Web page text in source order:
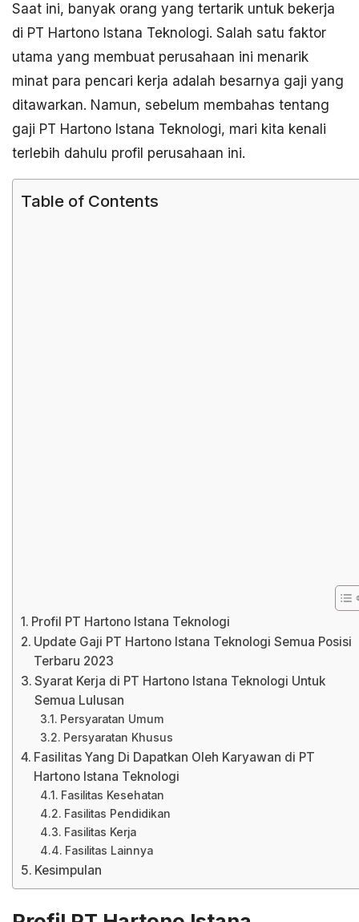
Saat ini, banyak orang yang tertarik untuk bekerja
di PT Hartono Istana Teknologi. Salah satu faktor
utama yang membuat perusahaan ini menarik
minat para pencari kerja adalah besarnya gaji yang
ditawarkan. Namun, sebelum membahas tentang
gaji PT Hartono Istana Teknologi, mari kita kenali
terlebih dahulu profil perusahaan ini.
Table of Contents
Profil PT Hartono Istana Teknologi
Update Gaji PT Hartono Istana Teknologi Semua Posisi
Terbaru 2023
Syarat Kerja di PT Hartono Istana Teknologi Untuk
Semua Lulusan
Persyaratan Umum
Persyaratan Khusus
Fasilitas Yang Di Dapatkan Oleh Karyawan di PT
Hartono Istana Teknologi
Fasilitas Kesehatan
Fasilitas Pendidikan
Fasilitas Kerja
Fasilitas Lainnya
Kesimpulan